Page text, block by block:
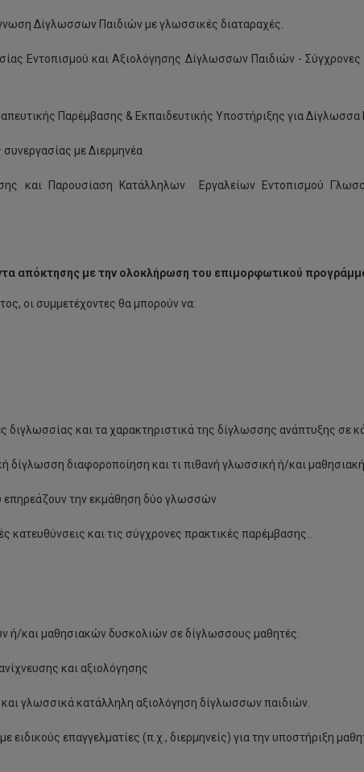
Δίγλωσσων Παιδιών με γλωσσικές διαταραχές.
Εντοπισμού και Αξιολόγησης Δίγλωσσων Παιδιών -
Παρέμβασης & Εκπαιδευτικής Υποστήριξης για Δίγλωσσα
συνεργασίας με Διερμηνέα
και Παρουσίαση Κατάλληλων Εργαλείων Εντοπισμού
απόκτησης με την ολοκλήρωση του επιμορφωτικού
οι συμμετέχοντες θα μπορούν να:
διγλωσσίας και τα χαρακτηριστικά της δίγλωσσης ανάπτυξης σε
δίγλωσση διαφοροποίηση και τι πιθανή γλωσσική ή/και
επηρεάζουν την εκμάθηση δύο γλωσσών
κατευθύνσεις και τις σύγχρονες πρακτικές παρέμβασης..
ή/και μαθησιακών δυσκολιών σε δίγλωσσους μαθητές.
και αξιολόγησης
και γλωσσικά κατάλληλη αξιολόγηση δίγλωσσων παιδιών.
ειδικούς επαγγελματίες (π.χ., διερμηνείς) για την υποστήριξη